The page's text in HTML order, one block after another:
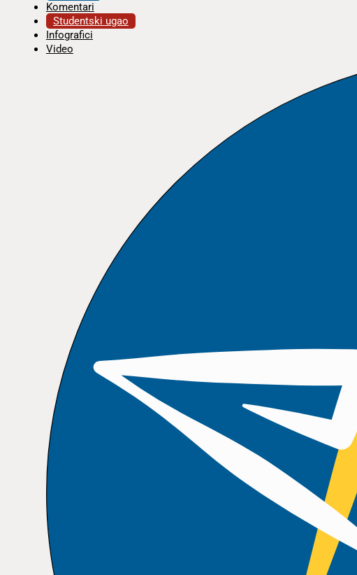
Komentari
Studentski ugao
Infografici
Video